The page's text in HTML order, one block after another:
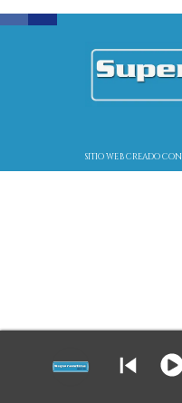
SITIO WEB CREADO